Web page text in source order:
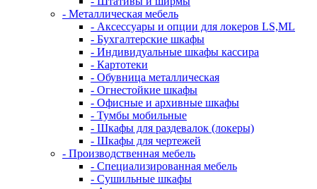
- Металлическая мебель
- Аксессуары и опции для локеров LS,ML
- Бухгалтерские шкафы
- Индивидуальные шкафы кассира
- Картотеки
- Обувница металлическая
- Огнестойкие шкафы
- Офисные и архивные шкафы
- Тумбы мобильные
- Шкафы для раздевалок (локеры)
- Шкафы для чертежей
- Производственная мебель
- Cпециализированная мебель
- Cушильные шкафы